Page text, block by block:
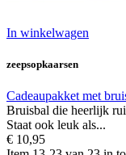
In winkelwagen
zeepsopkaarsen
Cadeaupakket met
Bruisbal die heerlijk
Staat ook leuk als...
€ 10,95